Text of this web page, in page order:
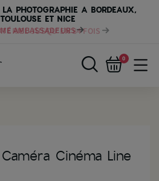
PHOTOGRAPHIE A BORDEAUX,
ET NICE
JUSQU'EN 84 FOIS
0
Cinéma Line